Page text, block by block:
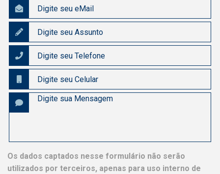
Os dados captados nesse formulário não serão
utilizados por terceiros, apenas para uso interno de